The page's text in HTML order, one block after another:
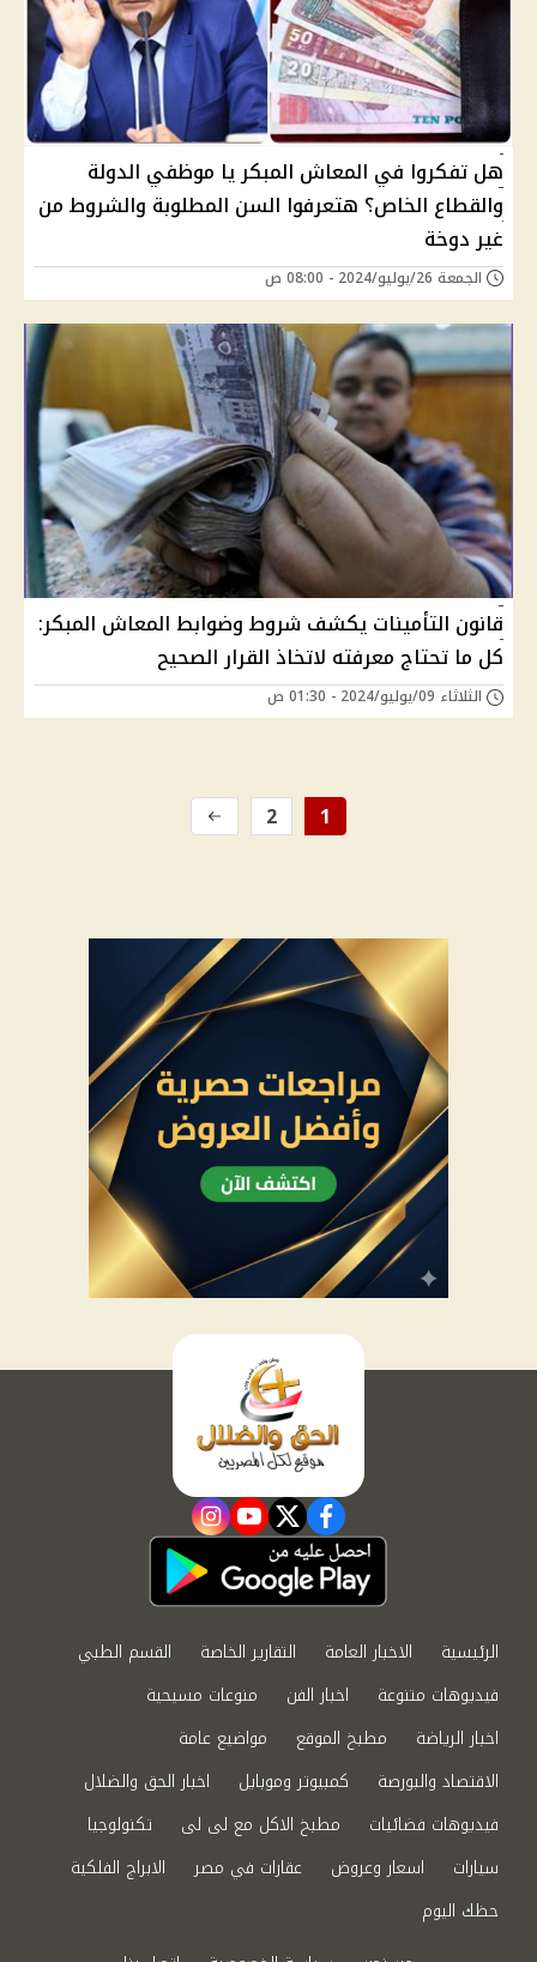
هل تفكروا في المعاش المبكر يا موظفي الدولة
والقطاع الخاص؟ هتعرفوا السن المطلوبة والشروط من
غير دوخة
الجمعة 26/يوليو/2024 - 08:00 ص
قانون التأمينات يكشف شروط وضوابط المعاش المبكر:
كل ما تحتاج معرفته لاتخاذ القرار الصحيح
الثلاثاء 09/يوليو/2024 - 01:30 ص
1
2
facebook
twitter
youtube
instagram
الرئيسية الاخبار العامة التقارير الخاصة
القسم الطبي
فيديوهات متنوعة
اخبار الفن
منوعات مسيحية
اخبار الرياضة
مطبخ الموقع
مواضيع عامة
الاقتصاد والبورصة
كمبيوتر وموبايل
اخبار الحق والضلال
فيديوهات فضائيات
مطبخ الاكل مع لى لى
تكنولوجيا
سيارات
اسعار وعروض عقارات في مصر
الابراج الفلكية
حظك اليوم